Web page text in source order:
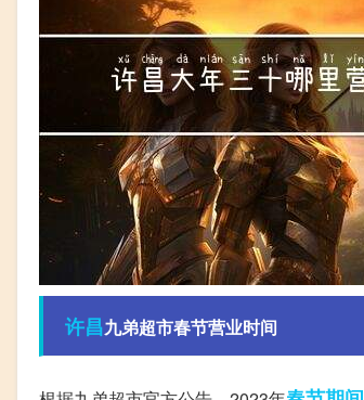
许昌九弟超市春节营业时间